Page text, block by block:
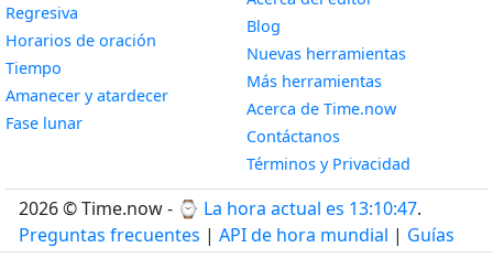
Regresiva
Horarios de oración
Tiempo
Amanecer y atardecerWidget
Fase lunarWidget
Blog
Nuevas herramientas
Más herramientas
Acerca de Time.now
Contáctanos
Términos y Privacidad
2026 © Time.now - ⌚ La hora actual es 13:10:48.
Preguntas frecuentes | API de hora mundial | Guías